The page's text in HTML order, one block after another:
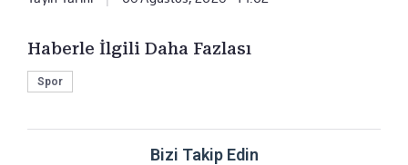
Haberle İlgili Daha Fazlası
Spor
Bizi Takip Edin